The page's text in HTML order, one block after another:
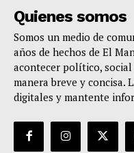
Quienes somos
Somos un medio de
años de hechos de El
acontecer político,
manera breve y concisa.
digitales y mantente